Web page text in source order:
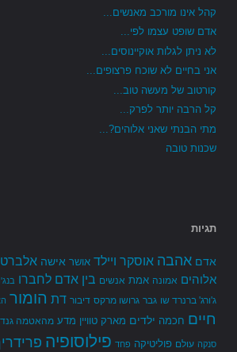
קהל אינו מורכב מאנשים...
אדם שופט עצמו לפי...
לא ניתן לגלות אוקיינוסים...
אני בחיים לא שוכח פרצופים...
קורטוב של מעשה טוב...
קל הרבה יותר לפרק...
מתי הבנתי שאני אלוהים?...
שכנות טובה
תגיות
אדם אהבה אוסקר ויילד אושר אישה אלברט
אלוהים אמונה אמת אנשים בין אדם לחברו
ג'ורג' ברנרד שו גבר גרושו מרקס דיבור דת הומור
חיים חכמה ילדים מארק טוויין מדע מהאטמה
סנקה עולם פוליטיקה פחד פילוסופיה